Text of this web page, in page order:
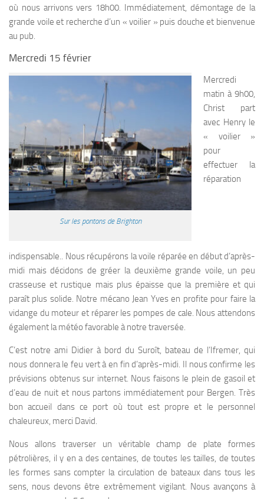
où nous arrivons vers 18h00. Immédiatement, démontage de la
grande voile et recherche d’un « voilier » puis douche et bienvenue
au pub.
Mercredi 15 février
Sur les pontons de Brighton
Mercredi
matin à 9h00,
Christ part
avec Henry le
« voilier »
pour
effectuer la
réparation
indispensable.. Nous récupérons la voile réparée en début d’après-
midi mais décidons de gréer la deuxième grande voile, un peu
crasseuse et rustique mais plus épaisse que la première et qui
paraît plus solide. Notre mécano Jean Yves en profite pour faire la
vidange du moteur et réparer les pompes de cale. Nous attendons
également la météo favorable à notre traversée.
C’est notre ami Didier à bord du Suroît, bateau de l’Ifremer, qui
nous donnera le feu vert à en fin d’après-midi. Il nous confirme les
prévisions obtenus sur internet. Nous faisons le plein de gasoil et
d’eau de nuit et nous partons immédiatement pour Bergen. Très
bon accueil dans ce port où tout est propre et le personnel
chaleureux, merci David.
Nous allons traverser un véritable champ de plate formes
pétrolières, il y en a des centaines, de toutes les tailles, de toutes
les formes sans compter la circulation de bateaux dans tous les
sens, nous devons être extrêmement vigilant. Nous avançons à